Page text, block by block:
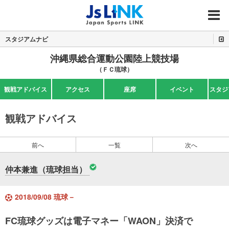
MENU
スタジアムナビ
沖縄県総合運動公園陸上競技場
（ＦＣ琉球）
観戦アドバイス アクセス 座席 イベント スタ
観戦アドバイス
前へ 一覧 次へ
仲本兼進（琉球担当）
2018/09/08 琉球－
FC琉球グッズは電子マネー「WAON」決済で